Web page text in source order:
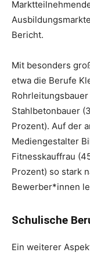
Bericht.
Mit besonders
etwa die Berufe
Stahlbetonbauer
Prozent). Auf der
Mediengestalter
Fitnesskauffrau
Prozent) so stark
Bewerber*innen
Schulische
Ein weiterer